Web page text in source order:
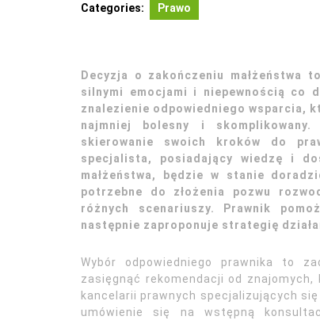
Categories: Prawo
Decyzja o zakończeniu małżeństwa
silnymi emocjami i niepewnością co
znalezienie odpowiedniego wsparcia,
najmniej bolesny i
skierowanie swoich kroków do
specjalista, posiadający wiedzę i
małżeństwa, będzie w stanie
potrzebne do złożenia pozwu
różnych scenariuszy. Prawnik
następnie zaproponuje strategię
Wybór odpowiedniego prawnika to
zasięgnąć rekomendacji od
kancelarii prawnych specjalizujących
umówienie się na wstępną